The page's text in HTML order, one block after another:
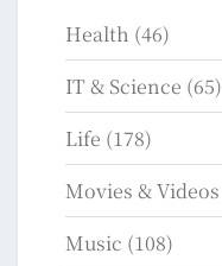
Health (46)
IT & Science (65)
Life (178)
Movies & Videos
Music (108)